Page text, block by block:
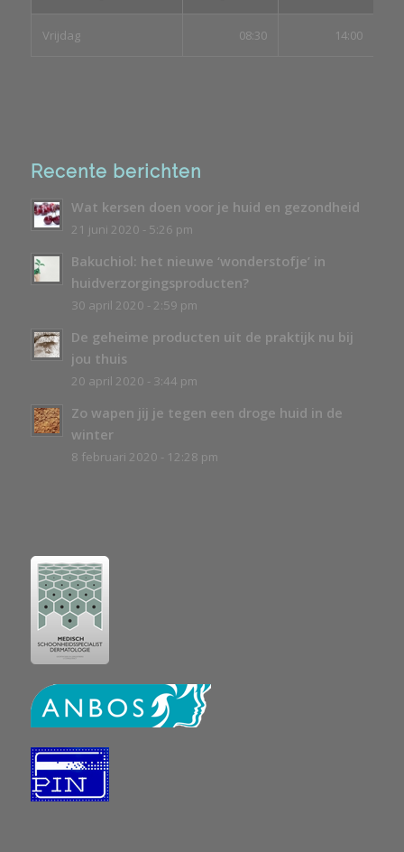
Vrijdag 08:30 14:00
Recente berichten
Wat kersen doen voor je huid en gezondheid
21 juni 2020 - 5:26 pm
Bakuchiol: het nieuwe ‘wonderstofje’ in
huidverzorgingsproducten?
30 april 2020 - 2:59 pm
De geheime producten uit de praktijk nu bij
jou thuis
20 april 2020 - 3:44 pm
Zo wapen jij je tegen een droge huid in de
winter
8 februari 2020 - 12:28 pm